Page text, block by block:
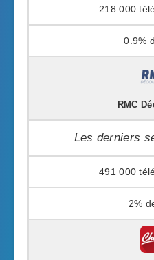
218 000
0.9%
RMC
Les derniers
491 000
2%